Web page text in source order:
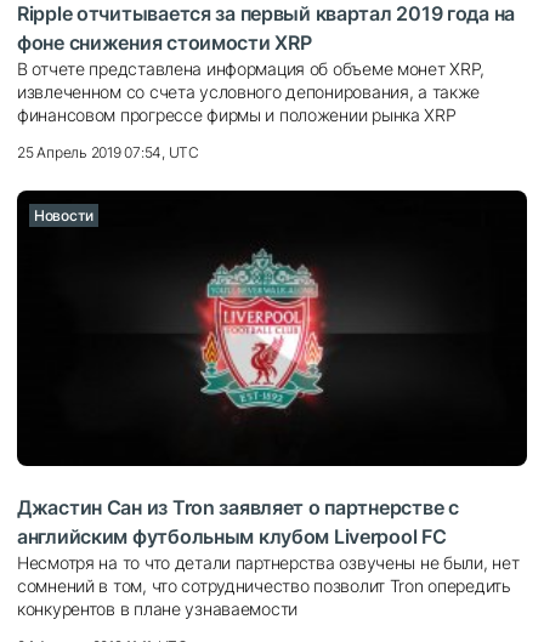
Ripple отчитывается за первый квартал 2019 года на
фоне снижения стоимости XRP
В отчете представлена ​​информация об объеме монет XRP,
извлеченном со счета условного депонирования, а также
финансовом прогрессе фирмы и положении рынка XRP
25 Апрель 2019 07:54, UTC
Новости
Джастин Сан из Tron заявляет о партнерстве с
английским футбольным клубом Liverpool FC
Несмотря на то что детали партнерства озвучены не были, нет
сомнений в том, что сотрудничество позволит Tron опередить
конкурентов в плане узнаваемости